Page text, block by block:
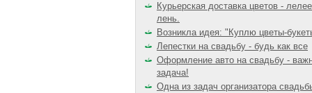
Курьерская доставка цветов -
лень.
Возникла идея: "Куплю цветы-
Лепестки на свадьбу - будь как все
Оформление авто на свадьбу -
задача!
Одна из задач организатора